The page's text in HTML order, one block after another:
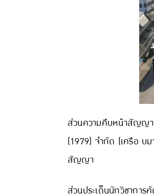
ส่วนความคืบหน้าสัญญา
(1979) จำกัด (เครือ บ
สัญญา
ส่วนประเด็นนักวิชากา